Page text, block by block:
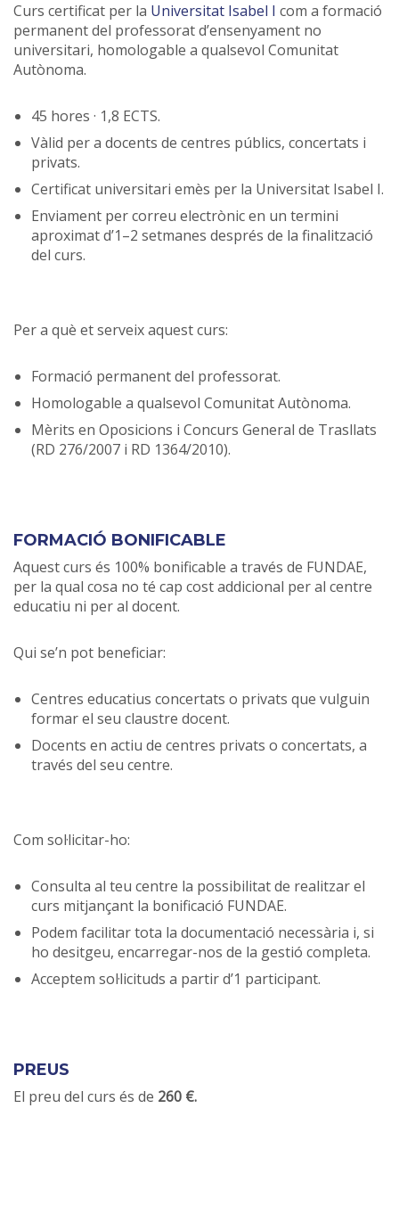
Curs certificat per la Universitat Isabel I com a formació
permanent del professorat d’ensenyament no
universitari, homologable a qualsevol Comunitat
Autònoma.
45 hores · 1,8 ECTS.
Vàlid per a docents de centres públics, concertats i
privats.
Certificat universitari emès per la Universitat Isabel I.
Enviament per correu electrònic en un termini
aproximat d’1–2 setmanes després de la finalització
del curs.
Per a què et serveix aquest curs:
Formació permanent del professorat.
Homologable a qualsevol Comunitat Autònoma.
Mèrits en Oposicions i Concurs General de Trasllats
(RD 276/2007 i RD 1364/2010).
FORMACIÓ BONIFICABLE
Aquest curs és 100% bonificable a través de FUNDAE,
per la qual cosa no té cap cost addicional per al centre
educatiu ni per al docent.
Qui se’n pot beneficiar:
Centres educatius concertats o privats que vulguin
formar el seu claustre docent.
Docents en actiu de centres privats o concertats, a
través del seu centre.
Com sol·licitar-ho:
Consulta al teu centre la possibilitat de realitzar el
curs mitjançant la bonificació FUNDAE.
Podem facilitar tota la documentació necessària i, si
ho desitgeu, encarregar-nos de la gestió completa.
Acceptem sol·licituds a partir d’1 participant.
PREUS
El preu del curs és de 260 €.